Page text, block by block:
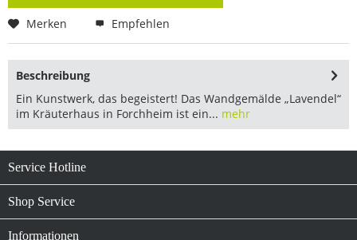
Merken Empfehlen
Beschreibung
Ein Kunstwerk, das begeistert! Das Wandgemälde „Lavendel“
im Kräuterhaus in Forchheim ist ein... mehr
Service Hotline
Shop Service
Informationen